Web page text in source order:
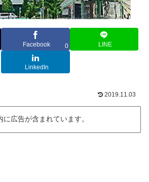
Facebook 0 LINE
LinkedIn
2019.11.03
に広告が含まれています。